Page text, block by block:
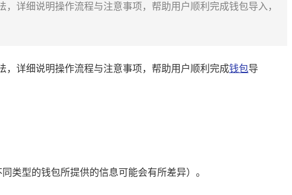
详细说明操作流程与注意事项，帮助用户顺利完成钱包导入，
，详细说明操作流程与注意事项，帮助用户顺利完成钱包导
类型的钱包所提供的信息可能会有所差异）。